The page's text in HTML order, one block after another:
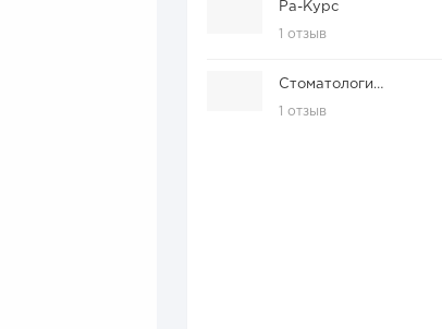
Ра-Курс
1 отзыв
Стоматология ДантистЪ
1 отзыв